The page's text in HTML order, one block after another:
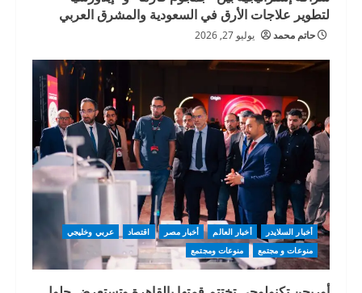
لتطوير علاجات الأرق في السعودية والمشرق العربي
حاتم محمد يوليو 27, 2026
أخبار السلايدر أخبار العالم أخبار مصر اقتصاد
عربي وخليجي
منوعات و مجتمع
منوعات ومجتمع